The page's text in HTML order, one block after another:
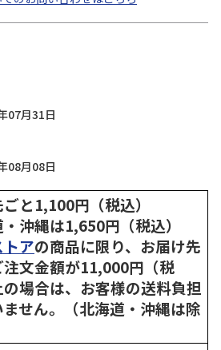
07月31日
08月08日
と1,100円（税込）
沖縄は1,650円（税込）
アの商品に限り、お届け先
注文金額が11,000円（税
場合は、お客様の送料負担
せん。（北海道・沖縄は除